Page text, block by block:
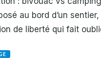
au bord d’un
de liberté qui fait